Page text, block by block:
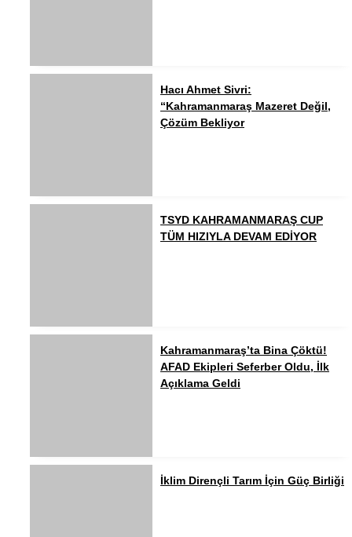
Hacı Ahmet Sivri:
“Kahramanmaraş Mazeret Değil,
Çözüm Bekliyor
TSYD KAHRAMANMARAŞ CUP
TÜM HIZIYLA DEVAM EDİYOR
Kahramanmaraş’ta Bina Çöktü!
AFAD Ekipleri Seferber Oldu, İlk
Açıklama Geldi
İklim Dirençli Tarım İçin Güç Birliği